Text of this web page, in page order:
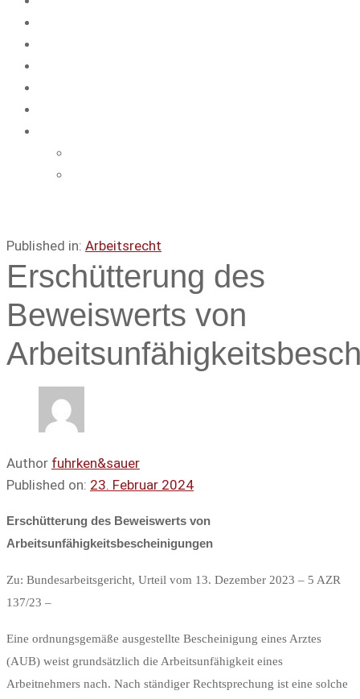
Published in: Arbeitsrecht
Erschütterung des
Beweiswerts von
Author fuhrken&sauer
Published on: 23. Februar 2024
Erschütterung des Beweiswerts von
Arbeitsunfähigkeitsbescheinigungen
Zu: Bundesarbeitsgericht, Urteil vom 13. Dezember 2023 – 5 AZR
137/23 –
Eine ordnungsgemäße ausgestellte Bescheinigung eines Arztes
(AUB) weist grundsätzlich die Arbeitsunfähigkeit eines
Arbeitnehmers nach. Nach ständiger Rechtsprechung ist eine solche